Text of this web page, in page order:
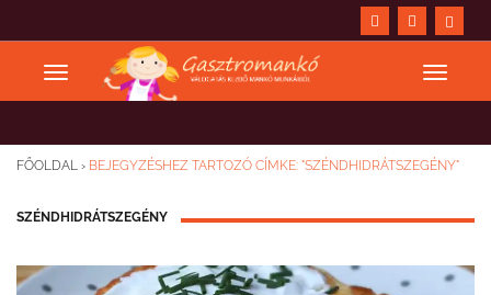
FŐOLDAL › BEJEGYZÉSHEZ TARTOZÓ CÍMKE: "SZÉNDHIDRÁTSZEGÉNY"
SZÉNDHIDRÁTSZEGÉNY